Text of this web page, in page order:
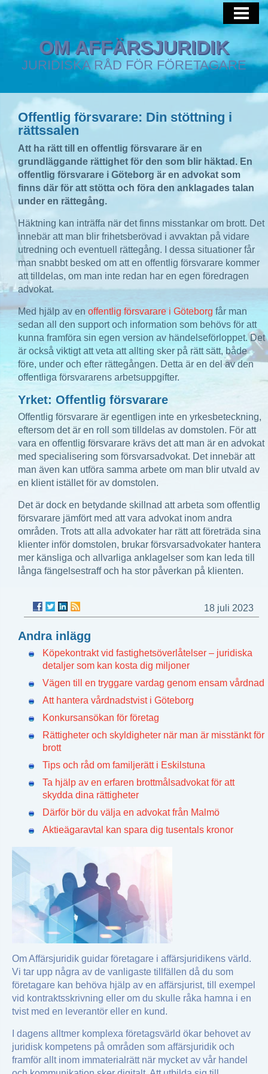
HEM
AFFÄRSJURIST
IMMATERIALRÄTT
OM AFFÄRSJURIDIK
JURIDISKA RÅD FÖR FÖRETAGARE
Offentlig försvarare: Din stöttning i
rättssalen
Att ha rätt till en offentlig försvarare är en
grundläggande rättighet för den som blir häktad. En
offentlig försvarare i Göteborg är en advokat som
finns där för att stötta och föra den anklagades talan
under en rättegång.
Häktning kan inträffa när det finns misstankar om brott. Det
innebär att man blir frihetsberövad i avvaktan på vidare
utredning och eventuell rättegång. I dessa situationer får
man snabbt besked om att en offentlig försvarare kommer
att tilldelas, om man inte redan har en egen föredragen
advokat.
Med hjälp av en offentlig försvarare i Göteborg får man
sedan all den support och information som behövs för att
kunna framföra sin egen version av händelseförloppet. Det
är också viktigt att veta att allting sker på rätt sätt, både
före, under och efter rättegången. Detta är en del av den
offentliga försvararens arbetsuppgifter.
Yrket: Offentlig försvarare
Offentlig försvarare är egentligen inte en yrkesbeteckning,
eftersom det är en roll som tilldelas av domstolen. För att
vara en offentlig försvarare krävs det att man är en advokat
med specialisering som försvarsadvokat. Det innebär att
man även kan utföra samma arbete om man blir utvald av
en klient istället för av domstolen.
Det är dock en betydande skillnad att arbeta som offentlig
försvarare jämfört med att vara advokat inom andra
områden. Trots att alla advokater har rätt att företräda sina
klienter inför domstolen, brukar försvarsadvokater hantera
mer känsliga och allvarliga anklagelser som kan leda till
långa fängelsestraff och ha stor påverkan på klienten.
18 juli 2023
Andra inlägg
Köpekontrakt vid fastighetsöverlåtelser – juridiska
detaljer som kan kosta dig miljoner
Vägen till en tryggare vardag genom ensam vårdnad
Att hantera vårdnadstvist i Göteborg
Konkursansökan för företag
Rättigheter och skyldigheter när man är misstänkt för
brott
Tips och råd om familjerätt i Eskilstuna
Ta hjälp av en erfaren brottmålsadvokat för att
skydda dina rättigheter
Därför bör du välja en advokat från Malmö
Aktieägaravtal kan spara dig tusentals kronor
Om Affärsjuridik guidar företagare i affärsjuridikens värld.
Vi tar upp några av de vanligaste tillfällen då du som
företagare kan behöva hjälp av en affärsjurist, till exempel
vid kontraktsskrivning eller om du skulle råka hamna i en
tvist med en leverantör eller en kund.
I dagens alltmer komplexa företagsvärld ökar behovet av
juridisk kompetens på områden som affärsjuridik och
framför allt inom immaterialrätt när mycket av vår handel